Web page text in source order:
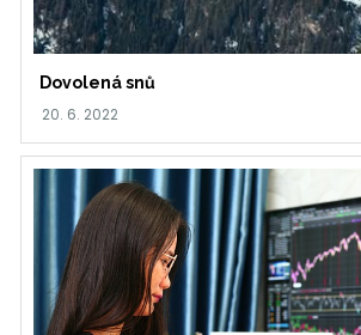
Dovolená snů